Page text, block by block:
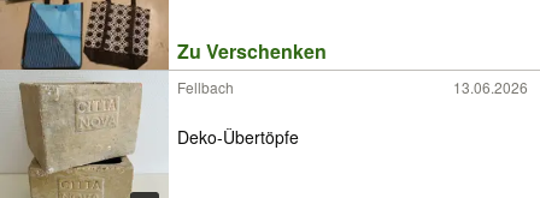
Zu Verschenken
Fellbach 13.06.2026
Deko-Übertöpfe